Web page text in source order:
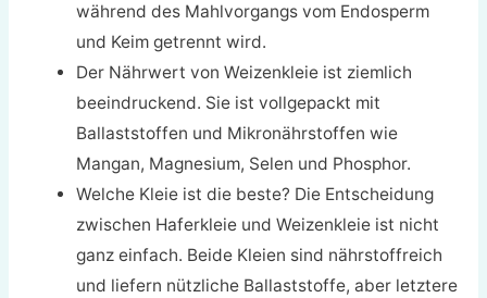
während des Mahlvorgangs vom Endosperm
und Keim getrennt wird.
Der Nährwert von Weizenkleie ist ziemlich
beeindruckend. Sie ist vollgepackt mit
Ballaststoffen und Mikronährstoffen wie
Mangan, Magnesium, Selen und Phosphor.
Welche Kleie ist die beste? Die Entscheidung
zwischen Haferkleie und Weizenkleie ist nicht
ganz einfach. Beide Kleien sind nährstoffreich
und liefern nützliche Ballaststoffe, aber letztere